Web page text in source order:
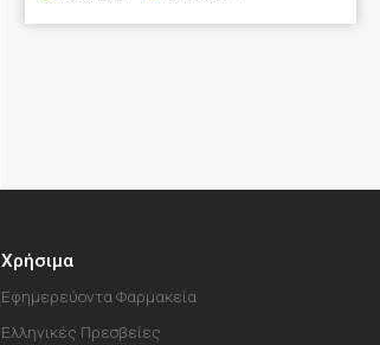
Χρήσιμα
Εφημερεύοντα Φαρμακεία
Ελληνικές Πρεσβείες